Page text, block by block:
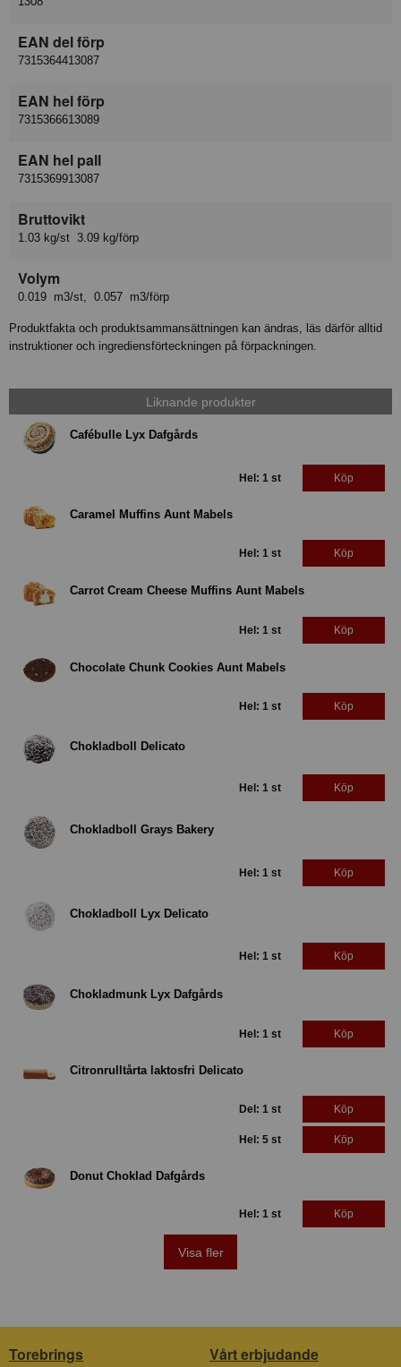
EAN del förp
7315364413087
EAN hel förp
7315366613089
EAN hel pall
7315369913087
Bruttovikt
1.03 kg/st 3.09 kg/förp
Volym
0.019 m3/st, 0.057 m3/förp
Produktfakta och produktsammansättningen kan ändras, läs därför alltid
instruktioner och ingrediensförteckningen på förpackningen.
Liknande produkter
Cafébulle Lyx Dafgårds
Hel: 1 st Köp
Caramel Muffins Aunt Mabels
Hel: 1 st Köp
Carrot Cream Cheese Muffins Aunt Mabels
Hel: 1 st Köp
Chocolate Chunk Cookies Aunt Mabels
Hel: 1 st Köp
Chokladboll Delicato
Hel: 1 st Köp
Chokladboll Grays Bakery
Hel: 1 st Köp
Chokladboll Lyx Delicato
Hel: 1 st Köp
Chokladmunk Lyx Dafgårds
Hel: 1 st Köp
Citronrulltårta laktosfri Delicato
Del: 1 st Köp
Hel: 5 st Köp
Donut Choklad Dafgårds
Hel: 1 st Köp
Visa fler
Torebrings Vårt erbjudande